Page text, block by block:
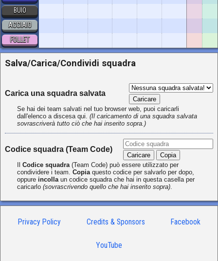
BUIO
ACCIAIO
FOLLET
Salva/Carica/Condividi squadra
Carica una squadra salvata
Caricare
Se hai dei team salvati nel tuo browser web, puoi caricarli
dall'elenco a discesa qui.(Il caricamento di una squadra salvata
sovrascriverà tutto ciò che hai inserito sopra.)
Codice squadra (Team Code)
Caricare Copia
IlCodice squadra (Team Code) può essere utilizzato per
condividere i team.Copia questo codice per salvarlo per dopo,
oppure incolla un codice squadra che hai in questa casella per
caricarlo(sovrascrivendo quello che hai inserito sopra)
Privacy Policy Credits & Sponsors Facebook
YouTube